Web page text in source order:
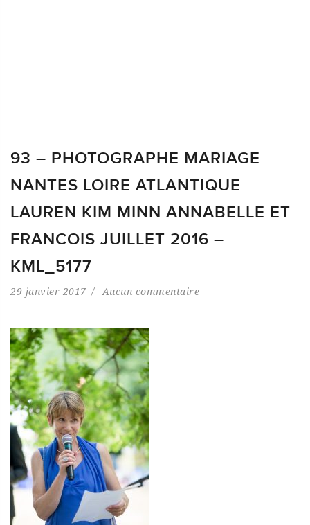
93 – PHOTOGRAPHE MARIAGE
NANTES LOIRE ATLANTIQUE
LAUREN KIM MINN ANNABELLE ET
FRANCOIS JUILLET 2016 –
KML_5177
29 janvier 2017 Aucun commentaire